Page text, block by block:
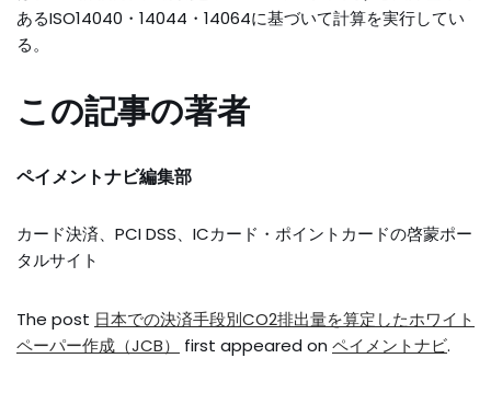
あるISO14040・14044・14064に基づいて計算を実行してい
る。
この記事の著者
ペイメントナビ編集部
カード決済、PCI DSS、ICカード・ポイントカードの啓蒙ポー
タルサイト
The post 日本での決済手段別CO2排出量を算定したホワイト
ペーパー作成（JCB）
first appeared on ペイメントナビ.